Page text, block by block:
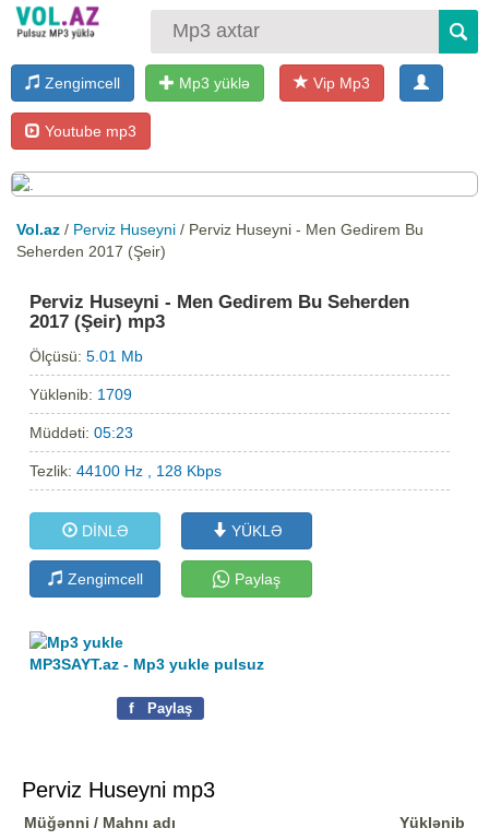
Zengimcell Mp3 yüklə Vip Mp3
Youtube mp3
Vol.az / Perviz Huseyni / Perviz Huseyni - Men Gedirem Bu
Seherden 2017 (Şeir)
Perviz Huseyni - Men Gedirem Bu Seherden
2017 (Şeir) mp3
Ölçüsü:5.01 Mb
Yüklənib: 1709
Müddəti:05:23
Tezlik:44100 Hz , 128 Kbps
DİNLƏ YÜKLƏ
Zengimcell Paylaş
MP3SAYT.az - Mp3 yukle pulsuz
f Paylaş
Perviz Huseyni mp3
Müğənni / Mahnı adı
Yüklənib